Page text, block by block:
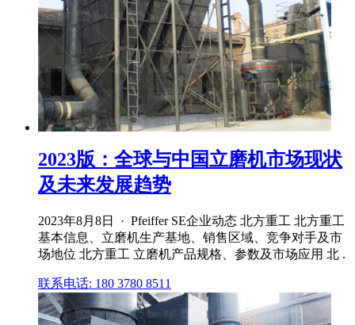
2023版：全球与中国立磨机市场现状
及未来发展趋势
2023年8月8日 · Pfeiffer SE企业动态 北方重工 北方重工
基本信息、立磨机生产基地、销售区域、竞争对手及市
场地位 北方重工 立磨机产品规格、参数及市场应用 北 .
联系电话: 180 3780 8511